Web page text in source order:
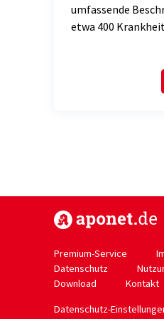
umfassende
etwa 400
Premium-Service
Datenschutz
Download
Kontakt
Datenschutz-